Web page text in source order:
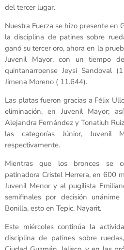
del tercer lugar.
Nuestra Fuerza se hizo presente en
la disciplina de patines sobre
ganó su tercer oro, ahora en la
Juvenil Mayor, con un tiempo
quintanarroense Jeysi Sandoval
Jimena Moreno ( 11.644).
Las platas fueron gracias a Félix
eliminación, en Juvenil Mayor;
Alejandra Fernández y Tonatiuh
las categorías Júnior, Juvenil
respectivamente.
Mientras que los bronces se
patinadora Cristel Herrera, en 600
Juvenil Menor y al pugilista
semifinales por decisión
Bonilla, esto en Tepic, Nayarit.
Este miércoles continúa la
disciplina de patines sobre